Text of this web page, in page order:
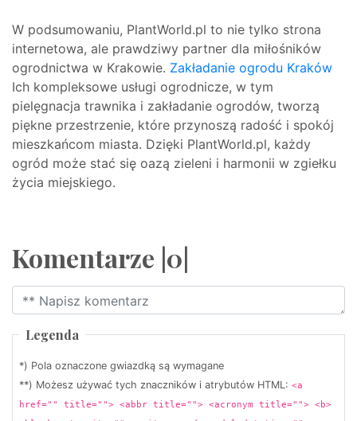
W podsumowaniu, PlantWorld.pl to nie tylko strona
internetowa, ale prawdziwy partner dla miłośników
ogrodnictwa w Krakowie. Zakładanie ogrodu Kraków
Ich kompleksowe usługi ogrodnicze, w tym
pielęgnacja trawnika i zakładanie ogrodów, tworzą
piękne przestrzenie, które przynoszą radość i spokój
mieszkańcom miasta. Dzięki PlantWorld.pl, każdy
ogród może stać się oazą zieleni i harmonii w zgiełku
życia miejskiego.
Komentarze |0|
Legenda
*) Pola oznaczone gwiazdką są wymagane
**) Możesz używać tych znaczników i atrybutów HTML: <a
href="" title=""> <abbr title=""> <acronym title=""> <b>